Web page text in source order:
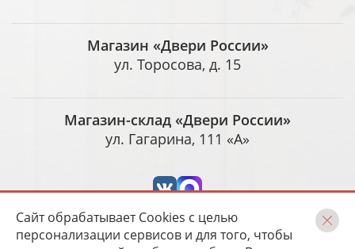
Сайт обрабатывает Cookies с целью
персонализации сервисов и для того, чтобы
Магазин «Двери России»
ул. Торосова, д. 15
Магазин-склад «Двери России»
ул. Гагарина, 111 «А»